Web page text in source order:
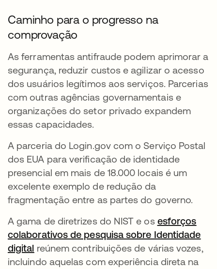
Caminho para o progresso na
comprovação
As ferramentas antifraude podem aprimorar a
segurança, reduzir custos e agilizar o acesso
dos usuários legítimos aos serviços. Parcerias
com outras agências governamentais e
organizações do setor privado expandem
essas capacidades.
A parceria do Login.gov com o Serviço Postal
dos EUA para verificação de identidade
presencial em mais de 18.000 locais é um
excelente exemplo de redução da
fragmentação entre as partes do governo.
A gama de diretrizes do NIST e os esforços
colaborativos de pesquisa sobre Identidade
digital abre em uma nova guia
reúnem contribuições de várias vozes,
incluindo aquelas com experiência direta na